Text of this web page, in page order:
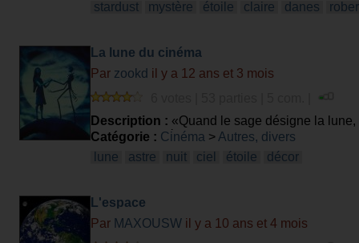
stardust
mystère étoile claire danes
La lune du cinéma
Par zookd il y a 12 ans et 3 mois
Description : «Quand le sage désigne la
lunaire au cinéma?
Catégorie : Cinéma > Autres, divers
lune
astre nuit ciel étoile décor
L'espace
Par MAXOUSW il y a 10 ans et 4 mois